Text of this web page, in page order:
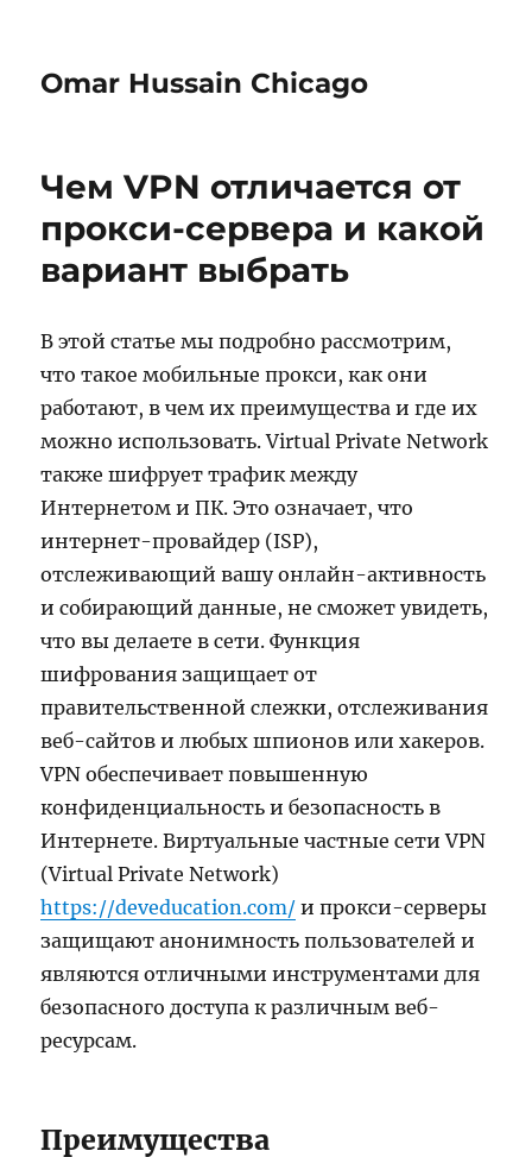
Omar Hussain Chicago
Чем VPN отличается от
прокси-сервера и какой
вариант выбрать
В этой статье мы подробно рассмотрим,
что такое мобильные прокси, как они
работают, в чем их преимущества и где их
можно использовать. Virtual Private Network
также шифрует трафик между
Интернетом и ПК. Это означает, что
интернет-провайдер (ISP),
отслеживающий вашу онлайн-активность
и собирающий данные, не сможет увидеть,
что вы делаете в сети. Функция
шифрования защищает от
правительственной слежки, отслеживания
веб-сайтов и любых шпионов или хакеров.
VPN обеспечивает повышенную
конфиденциальность и безопасность в
Интернете. Виртуальные частные сети VPN
(Virtual Private Network)
https://deveducation.com/ и прокси-серверы
защищают анонимность пользователей и
являются отличными инструментами для
безопасного доступа к различным веб-
ресурсам.
Преимущества